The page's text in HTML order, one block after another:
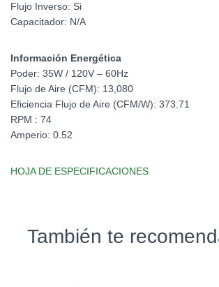
Flujo Inverso: Si
Capacitador: N/A
Información Energética
Poder: 35W / 120V – 60Hz
Flujo de Aire (CFM): 13,080
Eficiencia Flujo de Aire (CFM/W): 373.71
RPM : 74
Amperio: 0.52
HOJA DE ESPECIFICACIONES
También te